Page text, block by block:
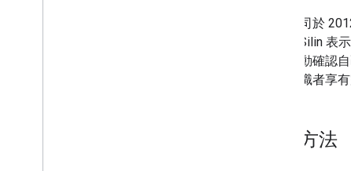
這家公司於
Misha Silin 表
們會主動確認
確保求職者享
解決方法